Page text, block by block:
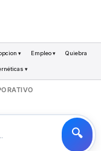
▾ Empleo ▾ Quiebra
▾